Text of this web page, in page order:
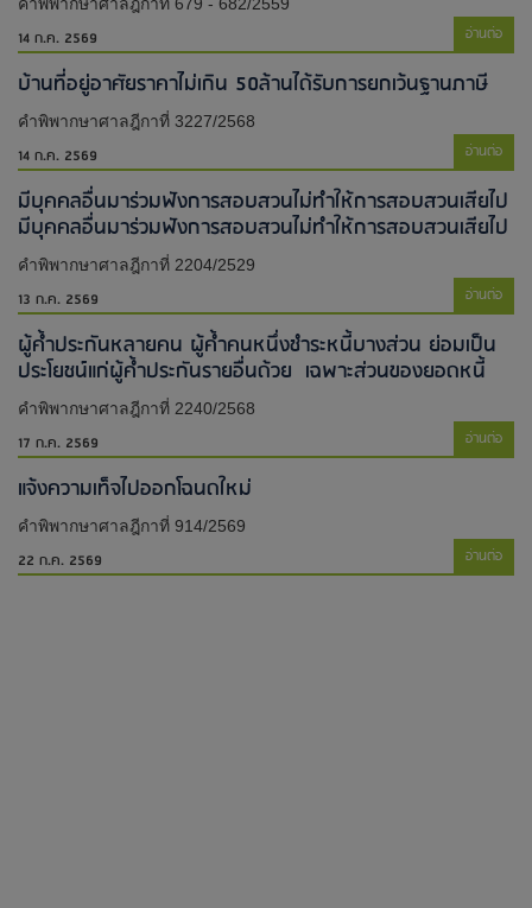
14 ก.ค. 2569 อ่านต่อ
บ้านที่อยู่อาศัยราคาไม่เกิน 50ล้านได้รับการยกเว้นฐานภาษี
คำพิพากษาศาลฎีกาที่ 3227/2568
14 ก.ค. 2569 อ่านต่อ
มีบุคคลอื่นมาร่วมฟังการสอบสวนไม่ทำให้การสอบสวนเสียไป​
มีบุคคลอื่นมาร่วมฟังการสอบสวนไม่ทำให้การสอบสวนเสียไป​
คำพิพากษาศาลฎีกาที่ 2204/2529
13 ก.ค. 2569 อ่านต่อ
ผู้ค้ำประกันหลายคน ผู้ค้ำคนหนึ่งชำระหนี้บางส่วน ย่อมเป็น
ประโยชน์แก่ผู้ค้ำประกันรายอื่นด้วย เฉพาะส่วนของยอดหนี้
คำพิพากษาศาลฎีกาที่ 2240/2568
17 ก.ค. 2569 อ่านต่อ
แจ้งความเท็จไปออกโฉนดใหม่​
คำพิพากษาศาลฎีกาที่ 914/2569
22 ก.ค. 2569 อ่านต่อ